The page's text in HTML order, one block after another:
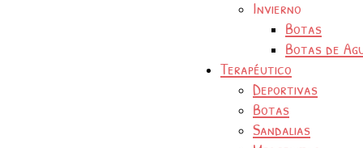
Invierno
Botas
Botas de
Terapéutico
Deportivas
Botas
Sandalias